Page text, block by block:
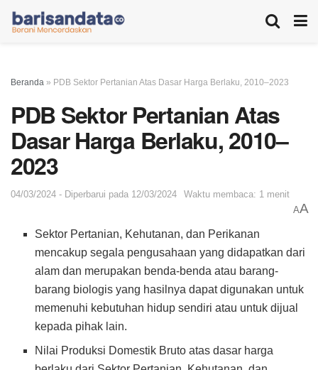
Beranda » PDB Sektor Pertanian Atas Dasar Harga Berlaku, 2010–2023
PDB Sektor Pertanian Atas
Dasar Harga Berlaku, 2010–
2023
04/03/2024 - Diperbarui pada 12/03/2024
Waktu membaca: 1 menit
AA
Sektor Pertanian, Kehutanan, dan Perikanan
mencakup segala pengusahaan yang didapatkan dari
alam dan merupakan benda-benda atau barang-
barang biologis yang hasilnya dapat digunakan untuk
memenuhi kebutuhan hidup sendiri atau untuk dijual
kepada pihak lain.
Nilai Produksi Domestik Bruto atas dasar harga